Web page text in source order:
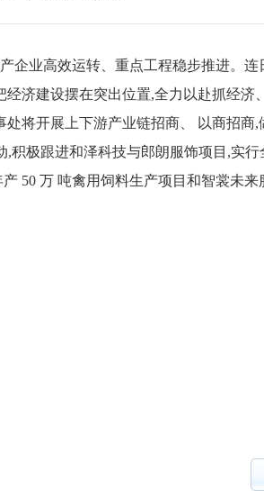
企业高效运转、重点工程稳步推进。
经济建设摆在突出位置,全力以赴抓经
处将开展上下游产业链招商、 以商招
,积极跟进和泽科技与郎朗服饰项目,实
50 万 吨禽用饲料生产项目和智裳未